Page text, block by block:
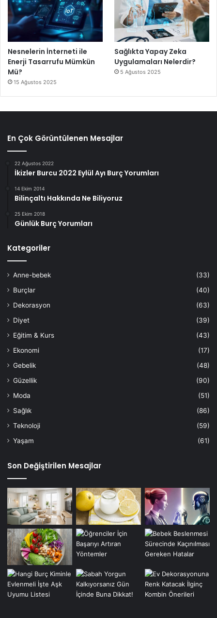
Nesnelerin İnterneti ile
Enerji Tasarrufu Mümkün
Mü?
15 Ağustos 2025
Sağlıkta Yapay Zeka
Uygulamaları Nelerdir?
5 Ağustos 2025
En Çok Görüntülenen Mesajlar
22 Ağustos 2022
İkizler Burcu 2022 Eylül Ayı Burç Yorumları
14 Ekim 2014
Bilinçaltı Hakkında Ne Biliyoruz
25 Ekim 2018
Günlük Burç Yorumları
Kategoriler
Anne-bebek
(33)
Burçlar
(40)
Dekorasyon
(63)
Diyet
(39)
Eğitim & Kurs
(43)
Ekonomi
(17)
Gebelik
(48)
Güzellik
(90)
Moda
(51)
Sağlık
(86)
Teknoloji
(59)
Yaşam
(61)
Son Değiştirilen Mesajlar